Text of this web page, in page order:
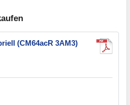
(CM64acR 3AM3)